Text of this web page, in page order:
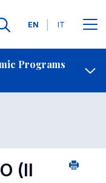
Languages
EN IT
Programs
Contact Us
2019
(II